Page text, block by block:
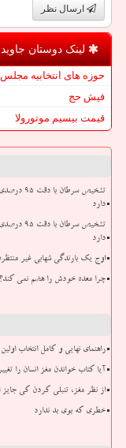
ارسال نظر
لینک دوستان
حوزه های انتخابیه مجلس
فیش حج
قیمت بیسیم موتورولا
تشخیص
دارد
تشخیص
دارد
اوج یک بارندگی شهابی غیر
چرا معده خودش را هضم نمی کند؟
راهنمای نهایی و کامل انتخاب
آیا کتاب خواندن مغز انسان را
از نظر مغز، تنبلی کردن کی
خطری که بوی بد ندارد